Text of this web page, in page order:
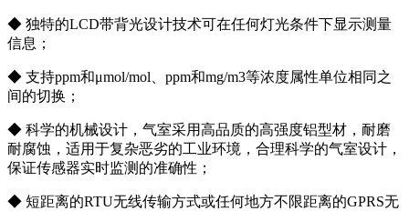
◆ 独特的LCD带背光设计技术可在任何灯光条件下显示测量
信息；
◆ 支持ppm和μmol/mol、ppm和mg/m3等浓度属性单位相同之
间的切换；
◆ 科学的机械设计，气室采用高品质的高强度铝型材，耐磨
耐腐蚀，适用于复杂恶劣的工业环境，合理科学的气室设计，
保证传感器实时监测的准确性；
◆ 短距离的RTU无线传输方式或任何地方不限距离的GPRS无